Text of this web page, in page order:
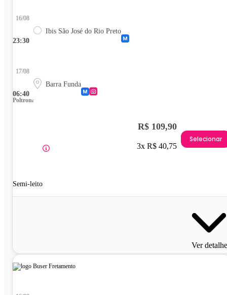
23:30
16/08
Ibis São José do Rio Preto
06:40
17/08
Barra Funda
Poltrona
Semi-leito
R$ 109,90
3x R$ 40,75
Selecionar
Ver